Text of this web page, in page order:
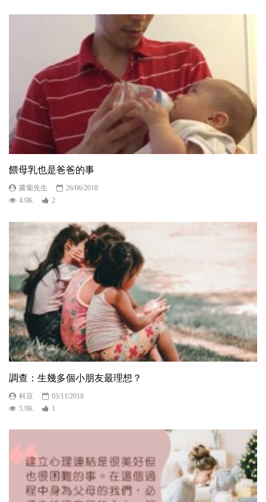
餵母乳也是爸爸的事
蘿蔔先生
26/06/2018
4.9K
2
調查：生幾多個小朋友最理想？
科豆
05/11/2018
5.9K
1